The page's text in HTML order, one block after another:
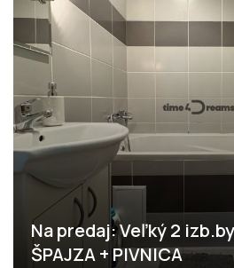
Na predaj: Veľký 2
ŠPAJZA + PIVNICA